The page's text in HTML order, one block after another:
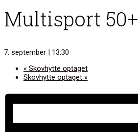
Multisport 50+
7. september | 13:30
« Skovhytte optaget
Skovhytte optaget »